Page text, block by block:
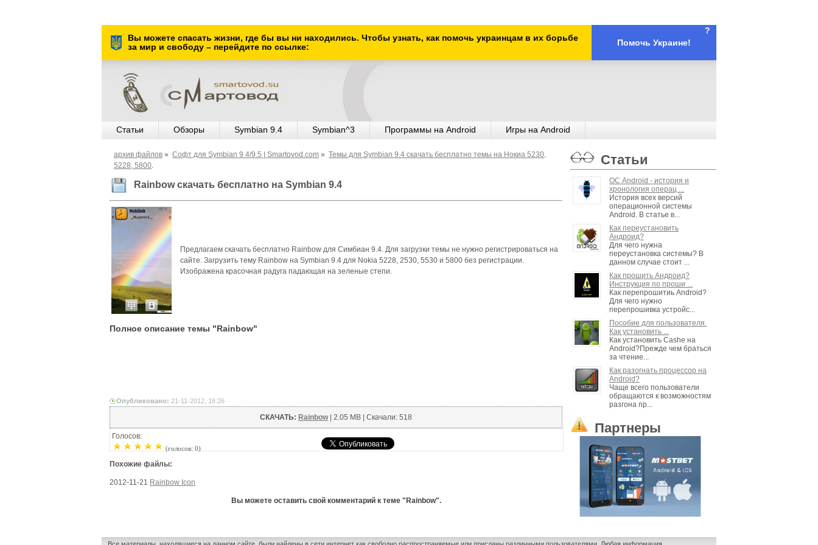
Вы можете спасать жизни, где бы вы ни находились. Чтобы узнать, как помочь украинцам в их борьбе
за мир и свободу – перейдите по ссылке:
Помочь Украине!
?
Статьи Обзоры Symbian 9.4 Symbian^3 Программы на Android Игры на Android
архив файлов » Софт для Symbian 9.4/9.5 | Smartovod.com » Темы для Symbian 9.4 скачать бесплатно темы на Нокиа 5230,
5228, 5800.
Rainbow скачать бесплатно на Symbian 9.4
Предлагаем скачать бесплатно Rainbow для Симбиан 9.4. Для загрузки темы не нужно регистрироваться на
сайте. Загрузить тему Rainbow на Symbian 9.4 для Nokia 5228, 2530, 5530 и 5800 без регистрации.
Изображена красочная радуга падающая на зеленые степи.
Полное описание темы "Rainbow"
Опубликовано: 21-11-2012, 16:26
СКАЧАТЬ: Rainbow| 2.05 MB | Скачали: 518
Голосов:
(голосов: 0)
Похожие файлы:
2012-11-21 Rainbow Icon
Вы можете оставить свой комментарий к теме "Rainbow".
Статьи
ОС Android - история и
хронология операц ...
История всех версий
операционной системы
Android. В статье в...
Как переустановить
Андроид?
Для чего нужна
переустановка системы? В
данном случае стоит ...
Как прошить Андроид?
Инструкция по проши ...
Как перепрошитиь Android?
Для чего нужно
перепрошивка устройс...
Пособие для пользователя.
Как установить ...
Как установить Cashe на
Android?Прежде чем браться
за чтение...
Как разогнать процессор на
Android?
Чаще всего пользователи
обращаются к возможностям
разгона пр...
Партнеры